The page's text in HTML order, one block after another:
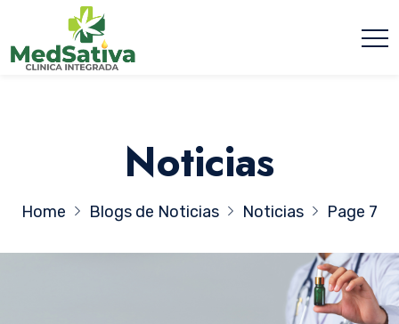
Noticias
Home Blogs de Noticias Noticias Page 7